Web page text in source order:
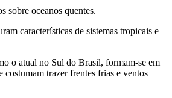
sobre oceanos quentes.
características de sistemas tropicais e
o atual no Sul do Brasil, formam-se em
costumam trazer frentes frias e ventos